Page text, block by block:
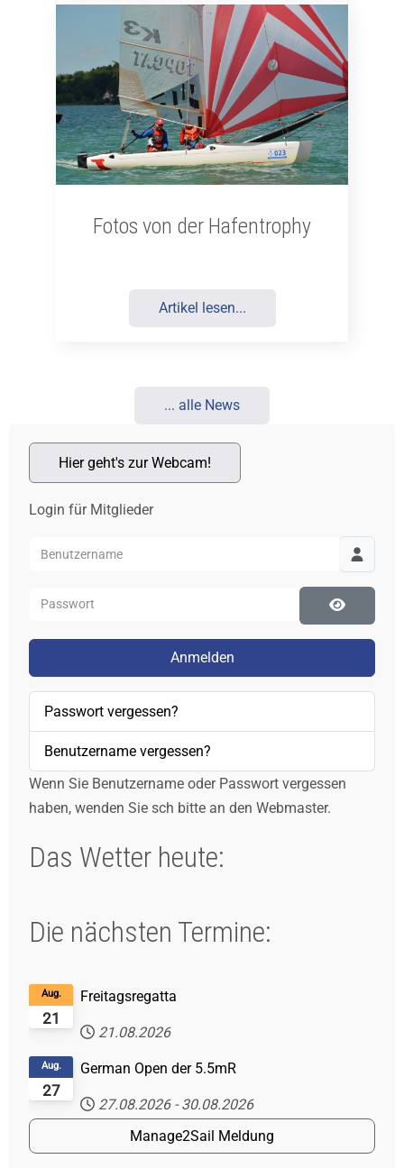
Fotos von der Hafentrophy
Artikel lesen...
... alle News
Hier geht's zur Webcam!
Login für Mitglieder
Benutzername
Passwort
Passwort
Anmelden
Passwort vergessen?
Benutzername vergessen?
Wenn Sie Benutzername oder Passwort vergessen
haben, wenden Sie sch bitte an den Webmaster.
Das Wetter heute:
Die nächsten Termine:
21
Aug. Freitagsregatta
21.08.2026
27
Aug. German Open der 5.5mR
27.08.2026 - 30.08.2026
Manage2Sail Meldung